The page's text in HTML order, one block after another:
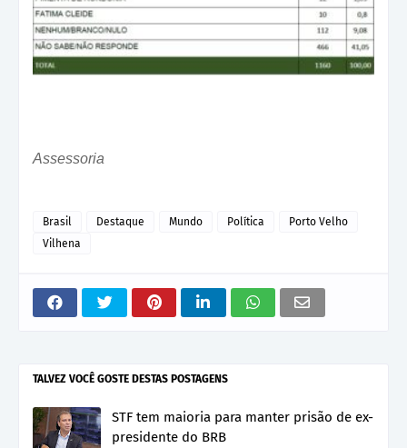
Assessoria
Brasil Destaque Mundo Política
Porto Velho
Vilhena
TALVEZ VOCÊ GOSTE DESTAS POSTAGENS
STF tem maioria para manter prisão de ex-
presidente do BRB